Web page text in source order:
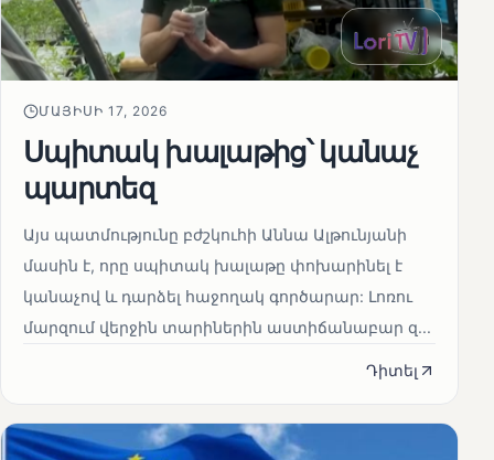
ՄԱՅԻՍԻ 17, 2026
Սպիտակ խալաթից՝ կանաչ
պարտեզ
Այս պատմությունը բժշկուհի Աննա Ալթունյանի
մասին է, որը սպիտակ խալաթը փոխարինել է
կանաչով և դարձել հաջողակ գործարար: Լոռու
մարզում վերջին տարիներին աստիճանաբար զ...
Դիտել